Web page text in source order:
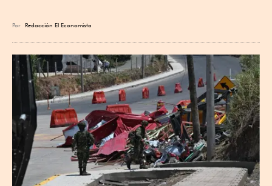
Por Redacción El Economista